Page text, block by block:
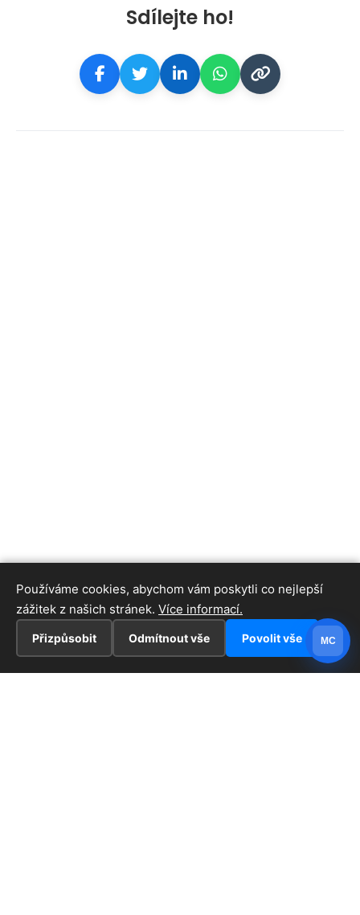
Sdílejte ho!
Používáme cookies, abychom vám poskytli co nejlepší
zážitek z našich stránek. Více informací.
Přizpůsobit Odmítnout vše Povolit vše MC